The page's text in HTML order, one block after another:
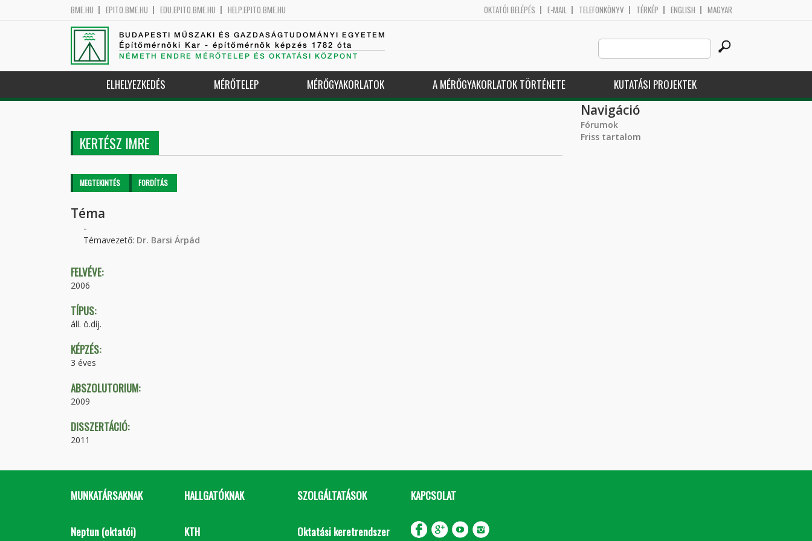
BME.HU EPITO.BME.HU EDU.EPITO.BME.HU HELP.EPITO.BME.HU OKTATÓI BELÉPÉS E-MAIL TELEFONKÖNYV TÉRKÉP ENGLISH MAGYAR
BUDAPESTI MŰSZAKI ÉS GAZDASÁGTUDOMÁNYI EGYETEM
Építőmérnöki Kar - építőmérnök képzés 1782 óta
NÉMETH ENDRE MÉRŐTELEP ÉS OKTATÁSI KÖZPONT
Search
this
site
ELHELYEZKEDÉS MÉRŐTELEP MÉRŐGYAKORLATOK A MÉRŐGYAKORLATOK TÖRTÉNETE KUTATÁSI PROJEKTEK
KERTÉSZ IMRE
Elsődleges fülek
MEGTEKINTÉS (AKTÍVFORDÍTÁS
Téma
-
Témavezető: Dr. Barsi Árpád
FELVÉVE:
2006
TÍPUS:
áll. ö.díj.
KÉPZÉS:
3 éves
ABSZOLUTORIUM:
2009
DISSZERTÁCIÓ:
2011
Navigáció
Fórumok
Friss tartalom
MUNKATÁRSAKNAK
Neptun (oktatói)
HALLGATÓKNAK
KTH
SZOLGÁLTATÁSOK
Oktatási keretrendszer
KAPCSOLAT